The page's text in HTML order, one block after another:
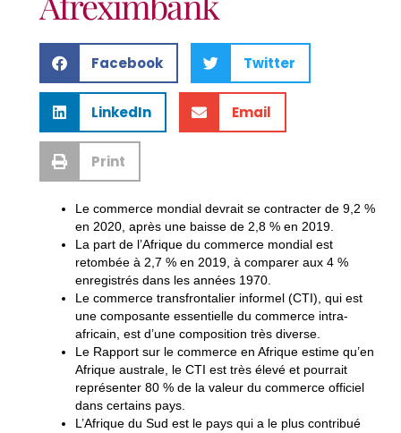
Facebook Twitter
LinkedIn Email
Print
Le commerce mondial devrait se contracter de 9,2 %
en 2020, après une baisse de 2,8 % en 2019.
La part de l’Afrique du commerce mondial est
retombée à 2,7 % en 2019, à comparer aux 4 %
enregistrés dans les années 1970.
Le commerce transfrontalier informel (CTI), qui est
une composante essentielle du commerce intra-
africain, est d’une composition très diverse.
Le Rapport sur le commerce en Afrique estime qu’en
Afrique australe, le CTI est très élevé et pourrait
représenter 80 % de la valeur du commerce officiel
dans certains pays.
L’Afrique du Sud est le pays qui a le plus contribué